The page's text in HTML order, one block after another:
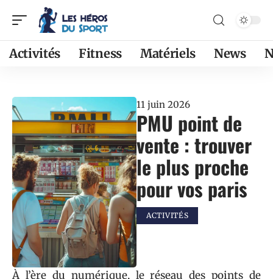
Activités Fitness Matériels News
11 juin 2026
PMU point de
vente : trouver
le plus proche
pour vos paris
ACTIVITÉS
À l’ère du numérique, le réseau des points de